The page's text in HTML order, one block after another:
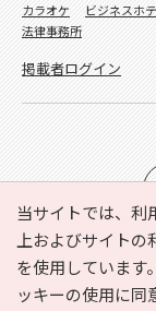
当サイトでは、利
上およびサイト
を使用しています
ッキーの使用に同
e-NAVITA（イー
利用規約
カラオケ
ビジネスホ
法律事務所
掲載者ログイン